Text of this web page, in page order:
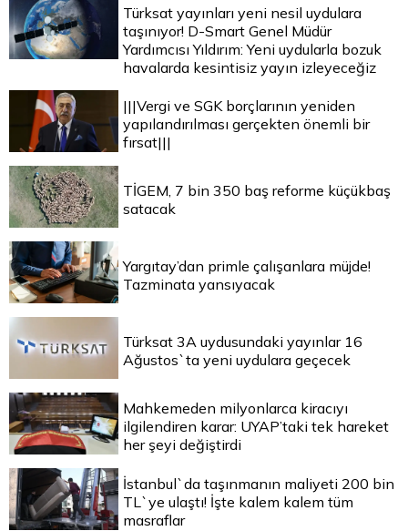
Türksat yayınları yeni nesil uydulara
taşınıyor! D-Smart Genel Müdür
Yardımcısı Yıldırım: Yeni uydularla bozuk
havalarda kesintisiz yayın izleyeceğiz
|||Vergi ve SGK borçlarının yeniden
yapılandırılması gerçekten önemli bir
fırsat|||
TİGEM, 7 bin 350 baş reforme küçükbaş
satacak
Yargıtay’dan primle çalışanlara müjde!
Tazminata yansıyacak
Türksat 3A uydusundaki yayınlar 16
Ağustos`ta yeni uydulara geçecek
Mahkemeden milyonlarca kiracıyı
ilgilendiren karar: UYAP’taki tek hareket
her şeyi değiştirdi
İstanbul`da taşınmanın maliyeti 200 bin
TL`ye ulaştı! İşte kalem kalem tüm
masraflar